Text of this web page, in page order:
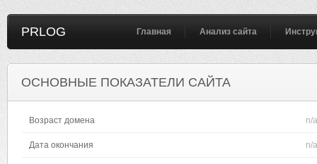
PRLOG Главная Анализ сайта
ОСНОВНЫЕ ПОКАЗАТЕЛИ САЙТА
Возраст домена n/a
Дата окончания n/a